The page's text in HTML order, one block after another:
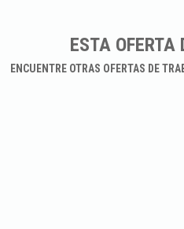
ESTA OFERTA
ENCUENTRE OTRAS OFERTAS DE